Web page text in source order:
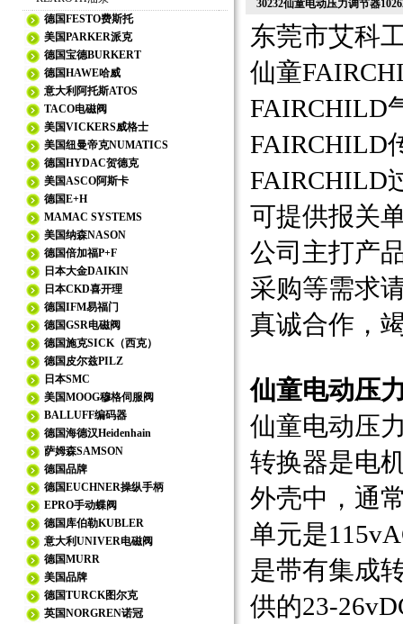
德国FESTO费斯托
美国PARKER派克
德国宝德BURKERT
德国HAWE哈威
意大利阿托斯ATOS
TACO电磁阀
美国VICKERS威格士
美国纽曼帝克NUMATICS
德国HYDAC贺德克
美国ASCO阿斯卡
德国E+H
MAMAC SYSTEMS
美国纳森NASON
德国倍加福P+F
日本大金DAIKIN
日本CKD喜开理
德国IFM易福门
德国GSR电磁阀
德国施克SICK（西克）
德国皮尔兹PILZ
日本SMC
美国MOOG穆格伺服阀
BALLUFF编码器
德国海德汉Heidenhain
萨姆森SAMSON
德国品牌
德国EUCHNER操纵手柄
EPRO手动蝶阀
德国库伯勒KUBLER
意大利UNIVER电磁阀
德国MURR
美国品牌
德国TURCK图尔克
英国NORGREN诺冠
30232仙童电动压力调节器
东莞市艾科
仙童
FAIRCHILD
FAIRCHILD
FAIRCHILD
可提供报关
公司主打产
采购等需求
真诚合作，
仙童电动压
仙童电动压
转换器是电
外壳中，通
单元是
是带有集成
供的23-